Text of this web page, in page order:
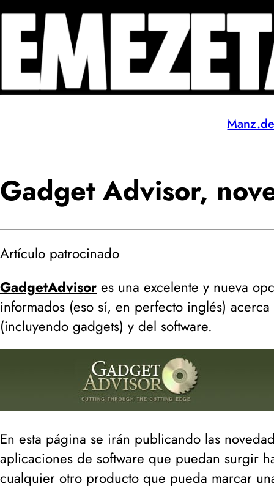
Gadget Advisor,
Artículo patrocinado
GadgetAdvisor es una excelente y nueva
informados (eso sí, en perfecto inglés)
(incluyendo gadgets) y del software.
En esta página se irán publicando las
aplicaciones de software que puedan surgir
cualquier otro producto que pueda marcar